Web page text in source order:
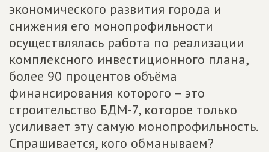
экономического развития города и
снижения его монопрофильности
осуществлялась работа по реализации
комплексного инвестиционного плана,
более 90 процентов объёма
финансирования которого – это
строительство БДМ-7, которое только
усиливает эту самую монопрофильность.
Спрашивается, кого обманываем?